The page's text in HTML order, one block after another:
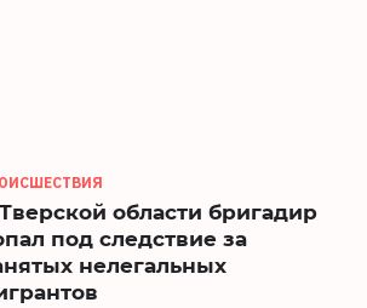
области бригадир
под следствие за
нелегальных